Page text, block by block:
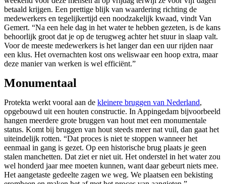
betaald krijgen. Een prettige blijk van waardering richting de
medewerkers en tegelijkertijd een noodzakelijk kwaad, vindt Van
Gemert. “Na een hele dag in het water te hebben gezeten, is de kans
behoorlijk groot dat je op de terugweg achter het stuur in slaap valt.
Voor de meeste medewerkers is het langer dan een uur rijden naar
een klus. Het overnachten kost ons weliswaar een hoop extra, maar
deze manier van werken is wel efficiënt.”
Monumentaal
Protekta werkt vooral aan de kleinere bruggen van Nederland,
opgebouwd uit een houten constructie. In Appingedam bijvoorbeeld
hangen meerdere grote bruggen van hout met een monumentale
status. Komt bij bruggen van hout steeds meer nat vuil, dan gaat het
uiteindelijk rotten. “Dat proces is niet te stoppen wanneer het
eenmaal in gang is gezet. Op een historische brug plaats je geen
stalen manchetten. Dat ziet er niet uit. Het onderstel in het water zou
wel honderd jaar mee moeten kunnen, want daar gebeurt niets mee.
Het aangetaste gedeelte zagen we weg. We plaatsen een bekisting